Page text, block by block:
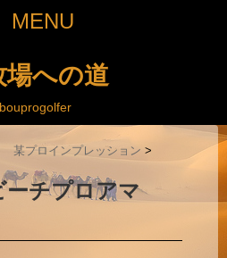
場への道
某プロインプレッション >
ーチプロアマ